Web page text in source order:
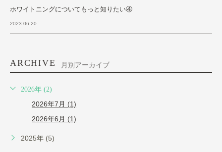
ホワイトニングについてもっと知りたい④
2023.06.20
ARCHIVE 月別アーカイブ
2026年 (2)
2026年7月 (1)
2026年6月 (1)
2025年 (5)